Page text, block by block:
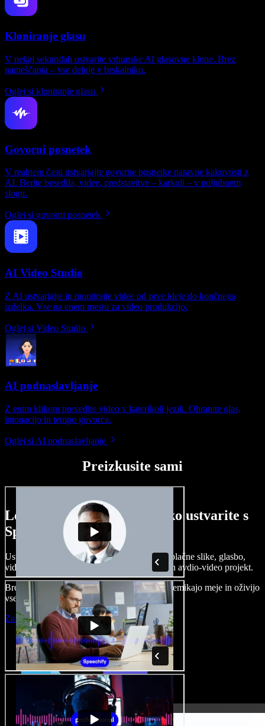
Kloniranje glasu
V nekaj sekundah ustvarite vrhunske AI glasovne klone. Brez
nameščanja – vse deluje v brskalniku.
Oglej si kloniranje glasu
Govorni posnetek
V realnem času ustvarjajte govorne posnetke naravne kakovosti z
AI. Berite besedila, videe, predstavitve – karkoli – v poljubnem
slogu.
Oglej si govorni posnetek
AI Video Studio
Z AI ustvarjajte in montirajte videe od prve ideje do končnega
izdelka. Vse na enem mestu za video produkcijo.
Oglej si Video Studio
AI podnaslavljanje
Z enim klikom prevedite video v katerikoli jezik. Ohranite glas,
intonacijo in tempo govorca.
Oglej si AI podnaslavljanje
Preizkusite sami
Le nekaj primerov, kaj lahko ustvarite s
Speechify Studio.
Ustvarjajte govorne posnetke, dodajajte brezplačne slike, glasbo,
videe, klonirajte svoj glas in pripravite celoten avdio-video projekt.
Brez učenja in kar iz brskalnika ustvarjalci premikajo meje in oživijo
vse ideje.
Zaženi Studio